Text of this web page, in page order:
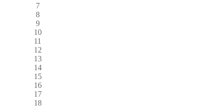
7
8
9
10
11
12
13
14
15
16
17
18